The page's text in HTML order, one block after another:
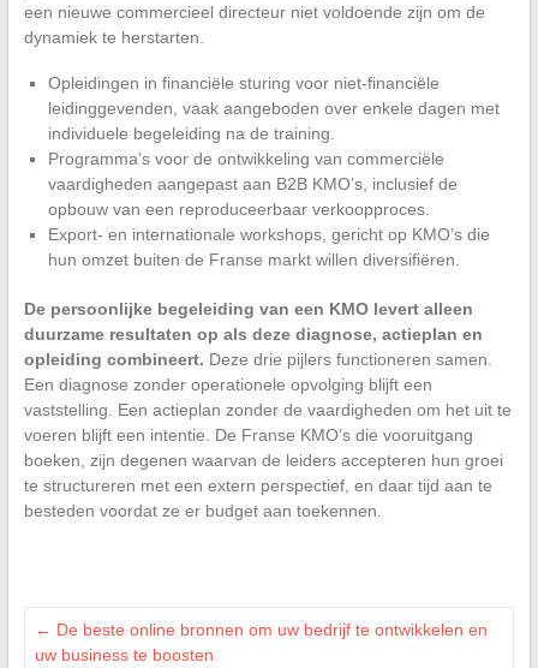
een nieuwe commercieel directeur niet voldoende zijn om de
dynamiek te herstarten.
Opleidingen in financiële sturing voor niet-financiële
leidinggevenden, vaak aangeboden over enkele dagen met
individuele begeleiding na de training.
Programma’s voor de ontwikkeling van commerciële
vaardigheden aangepast aan B2B KMO’s, inclusief de
opbouw van een reproduceerbaar verkoopproces.
Export- en internationale workshops, gericht op KMO’s die
hun omzet buiten de Franse markt willen diversifiëren.
De persoonlijke begeleiding van een KMO levert alleen
duurzame resultaten op als deze diagnose, actieplan en
opleiding combineert. Deze drie pijlers functioneren samen.
Een diagnose zonder operationele opvolging blijft een
vaststelling. Een actieplan zonder de vaardigheden om het uit te
voeren blijft een intentie. De Franse KMO’s die vooruitgang
boeken, zijn degenen waarvan de leiders accepteren hun groei
te structureren met een extern perspectief, en daar tijd aan te
besteden voordat ze er budget aan toekennen.
← De beste online bronnen om uw bedrijf te ontwikkelen en
uw business te boosten